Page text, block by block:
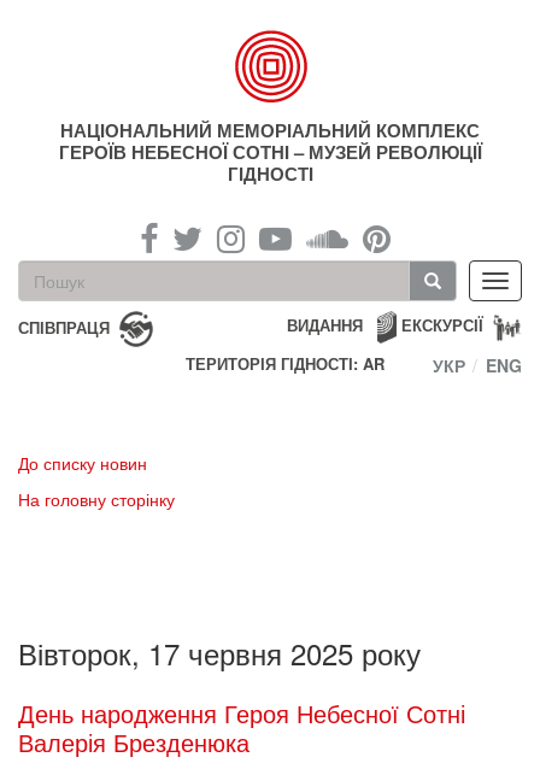
НАЦІОНАЛЬНИЙ МЕМОРІАЛЬНИЙ КОМПЛЕКС
ГЕРОЇВ НЕБЕСНОЇ СОТНІ – МУЗЕЙ РЕВОЛЮЦІЇ
ГІДНОСТІ
Пошукова
форма
Пошук
СПІВПРАЦЯ ЕКСКУРСІЇ
ВИДАННЯ
ТЕРИТОРІЯ ГІДНОСТІ: AR
УКР ENG
До списку новин
На головну сторінку
Вівторок, 17 червня 2025 року
День народження Героя Небесної Сотні
Валерія Брезденюка